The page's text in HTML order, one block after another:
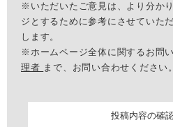
※いただいたご意見は、より分か
ジとするために参考にさせていた
します。
※ホームページ全体に関するお問い
理者 まで、お問い合わせください。